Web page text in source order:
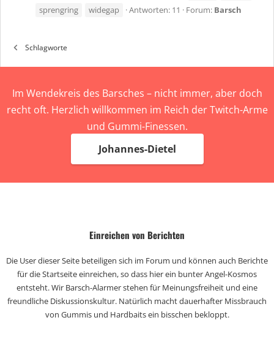
sprengring
widegap Antworten: 11 Forum: Barsch
Schlagworte
Im Wendekreis des Barsches – nicht immer, aber doch
recht oft. Herzlich willkommen im Reich der Twitch-Arme
und Gummi-Finessen.
Johannes-Dietel
Einreichen von Berichten
Die User dieser Seite beteiligen sich im Forum und können auch Berichte
für die Startseite einreichen, so dass hier ein bunter Angel-Kosmos
entsteht. Wir Barsch-Alarmer stehen für Meinungsfreiheit und eine
freundliche Diskussionskultur. Natürlich macht dauerhafter Missbrauch
von Gummis und Hardbaits ein bisschen bekloppt.